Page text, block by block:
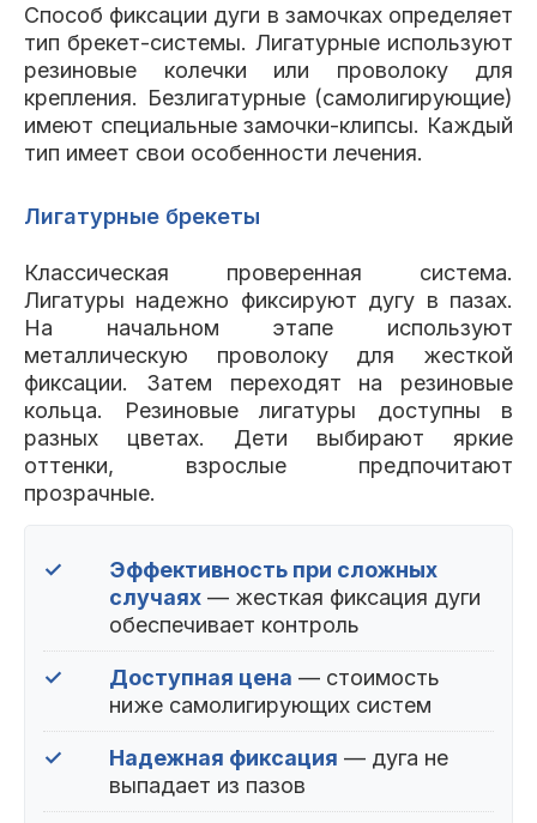
Способ фиксации дуги в замочках определяет
тип брекет-системы. Лигатурные используют
резиновые колечки или проволоку для
крепления. Безлигатурные (самолигирующие)
имеют специальные замочки-клипсы. Каждый
тип имеет свои особенности лечения.
Лигатурные брекеты
Классическая проверенная система.
Лигатуры надежно фиксируют дугу в пазах.
На начальном этапе используют
металлическую проволоку для жесткой
фиксации. Затем переходят на резиновые
кольца. Резиновые лигатуры доступны в
разных цветах. Дети выбирают яркие
оттенки, взрослые предпочитают
прозрачные.
✓
Эффективность при сложных
случаях — жесткая фиксация дуги
обеспечивает контроль
✓ Доступная цена — стоимость
ниже самолигирующих систем
✓ Надежная фиксация — дуга не
выпадает из пазов